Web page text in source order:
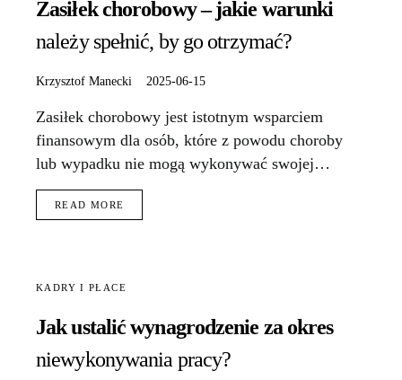
Zasiłek chorobowy – jakie warunki
należy spełnić, by go otrzymać?
Krzysztof Manecki 2025-06-15
Zasiłek chorobowy jest istotnym wsparciem
finansowym dla osób, które z powodu choroby
lub wypadku nie mogą wykonywać swojej…
READ MORE
KADRY I PŁACE
Jak ustalić wynagrodzenie za okres
niewykonywania pracy?